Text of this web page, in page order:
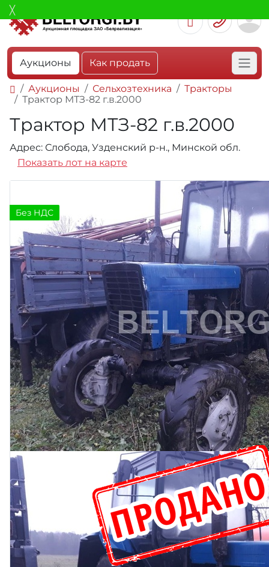
Аукционы Как продать
Аукционы Сельхозтехника
Тракторы
Трактор МТЗ-82 г.в.2000
Трактор МТЗ-82 г.в.2000
Адрес: Слобода, Узденский р-н., Минской обл.
Показать лот на карте
Без НДС